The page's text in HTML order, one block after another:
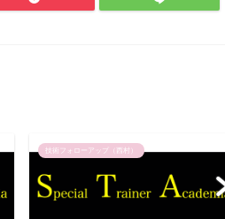
技術フォローアップ（西村）